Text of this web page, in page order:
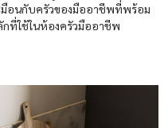
มือนกับครัวของมืออาชีพที่พร้อม
กที่ใช้ในห้องครัวมืออาชีพ